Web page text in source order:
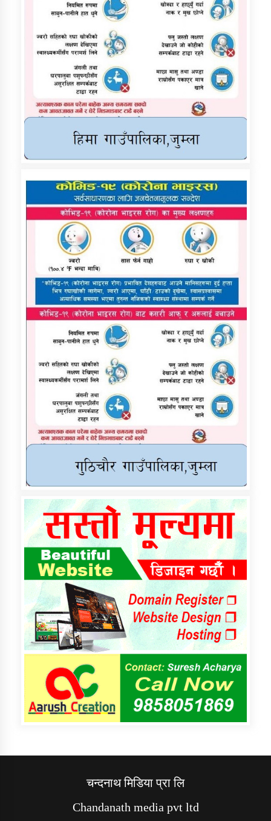
चन्दनाथ मिडिया प्रा लि
Chandanath media pvt ltd